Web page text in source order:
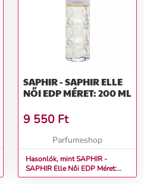
SAPHIR - SAPHIR ELLE
NŐI EDP MÉRET: 200 ML
9 550 Ft
Parfumeshop
Hasonlók, mint SAPHIR -
SAPHIR Elle Női EDP Méret:
200 ml